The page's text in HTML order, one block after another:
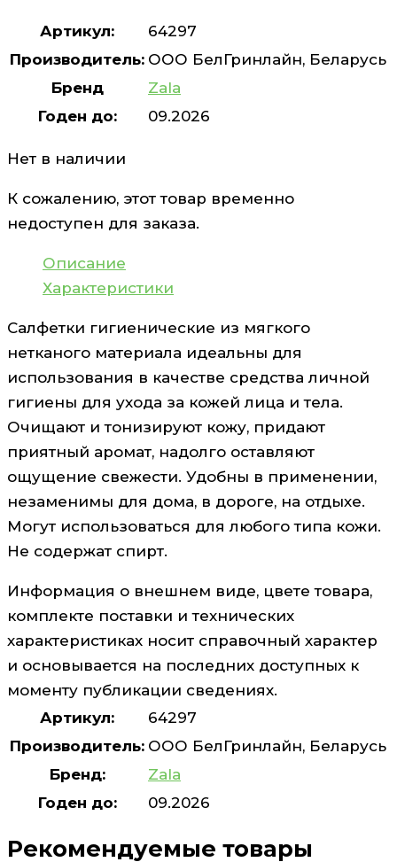
Артикул:
64297
Производитель: ООО БелГринлайн, Беларусь
Бренд
Zala
Годен до:
09.2026
Нет в наличии
К сожалению, этот товар временно
недоступен для заказа.
Описание
Характеристики
Салфетки гигиенические из мягкого
нетканого материала идеальны для
использования в качестве средства личной
гигиены для ухода за кожей лица и тела.
Очищают и тонизируют кожу, придают
приятный аромат, надолго оставляют
ощущение свежести. Удобны в применении,
незаменимы для дома, в дороге, на отдыхе.
Могут использоваться для любого типа кожи.
Не содержат спирт.
Информация о внешнем виде, цвете товара,
комплекте поставки и технических
характеристиках носит справочный характер
и основывается на последних доступных к
моменту публикации сведениях.
Артикул:
64297
Производитель: ООО БелГринлайн, Беларусь
Бренд:
Zala
Годен до:
09.2026
Рекомендуемые товары